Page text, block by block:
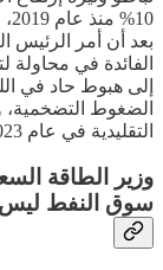
بعد أن أمر
الفائدة في محاولة
إلى هبوط حاد في
الضغوط التضخمية،
التقليدية في عام 2023.
وزير الطاقة
سوق النفط ليس